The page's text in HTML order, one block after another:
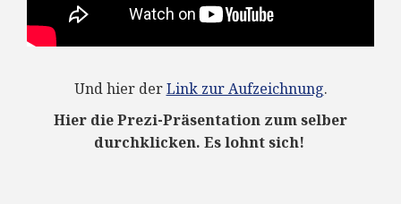
Und hier derLink zur Aufzeichnung.
Hier die Prezi-Präsentation zum selber
durchklicken. Es lohnt sich!